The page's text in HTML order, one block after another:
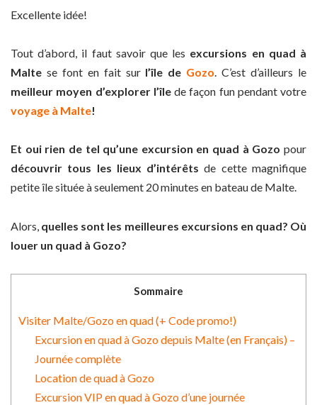
Excellente idée!
Tout d’abord, il faut savoir que les excursions en quad à
Malte se font en fait sur l’île de Gozo. C’est d’ailleurs le
meilleur moyen d’explorer l’îlede façon fun pendant votre
voyage à Malte!
Et oui rien de tel qu’une excursion en quad à Gozo pour
découvrir tous les lieux d’intérêts de cette magnifique
petite île située à seulement 20 minutes en bateau de Malte.
Alors, quelles sont les meilleures excursions en quad? Où
louer un quad à Gozo?
Sommaire
Visiter Malte/Gozo en quad (+ Code promo!)
Excursion en quad à Gozo depuis Malte (en Français) –
Journée complète
Location de quad à Gozo
Excursion VIP en quad à Gozo d’une journée